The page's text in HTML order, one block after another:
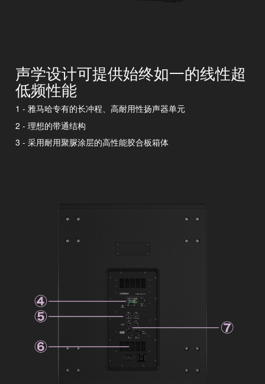
声学设计可提供始终如一的线性超
低频性能
1 - 雅马哈专有的长冲程、高耐用性扬声器单元
2 - 理想的带通结构
3 - 采用耐用聚脲涂层的高性能胶合板箱体